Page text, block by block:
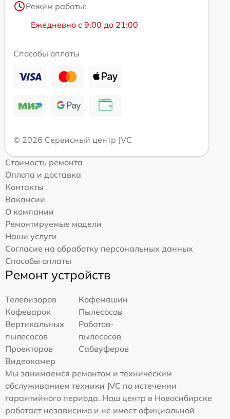
Режим работы:
Ежедневно с 9:00 до 21:00
Способы оплаты
© 2026 Сервисный центр JVC
Стоимость ремонта
Оплата и доставка
Контакты
Вакансии
О компании
Ремонтируемые модели
Наши услуги
Согласие на обработку персональных данных
Способы оплаты
Ремонт устройств
Телевизоров
Кофемашин
Кофеварок
Пылесосов
Вертикальных
пылесосов
Роботов-
пылесосов
Проекторов
Сабвуферов
Видеокамер
Мы занимаемся ремонтом и техническим
обслуживанием техники JVC по истечении
гарантийного периода. Наш центр в Новосибирске
работает независимо и не имеет официальной